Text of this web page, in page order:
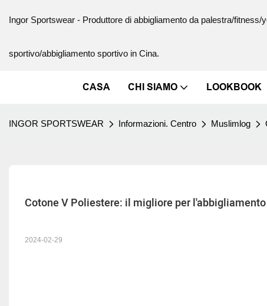
Ingor Sportswear - Produttore di abbigliamento da palestra/fitness/
sportivo/abbigliamento sportivo in Cina.
CASA CHI SIAMO LOOKBOOK
INGOR SPORTSWEAR Informazioni. Centro Muslimlog
​Cotone V Poliestere: il migliore per
2024-02-29